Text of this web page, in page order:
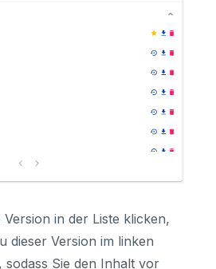
in der Liste klicken,
dieser Version im linken
sodass Sie den Inhalt vor